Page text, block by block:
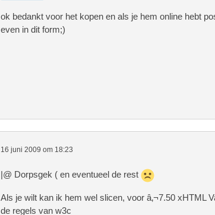
ok bedankt voor het kopen en als je hem online hebt
even in dit form;)
16 juni 2009 om 18:23
|@ Dorpsgek ( en eventueel de rest
Als je wilt kan ik hem wel slicen, voor â‚¬7.50 xHTML
de regels van w3c